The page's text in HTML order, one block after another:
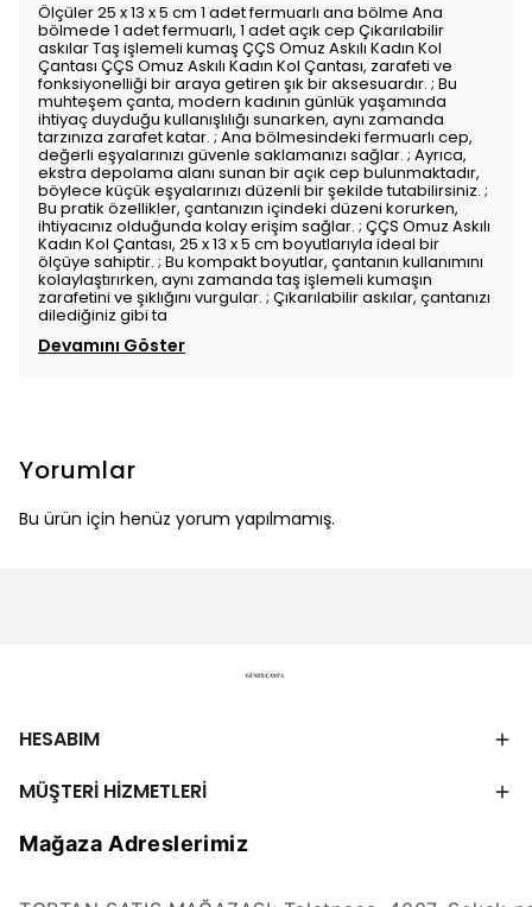
Ölçüler 25 x 13 x 5 cm 1 adet fermuarlı ana bölme Ana
bölmede 1 adet fermuarlı, 1 adet açık cep Çıkarılabilir
askılar Taş işlemeli kumaş ÇÇS Omuz Askılı Kadın Kol
Çantası ÇÇS Omuz Askılı Kadın Kol Çantası, zarafeti ve
fonksiyonelliği bir araya getiren şık bir aksesuardır. ; Bu
muhteşem çanta, modern kadının günlük yaşamında
ihtiyaç duyduğu kullanışlılığı sunarken, aynı zamanda
tarzınıza zarafet katar. ; Ana bölmesindeki fermuarlı cep,
değerli eşyalarınızı güvenle saklamanızı sağlar. ; Ayrıca,
ekstra depolama alanı sunan bir açık cep bulunmaktadır,
böylece küçük eşyalarınızı düzenli bir şekilde tutabilirsiniz. ;
Bu pratik özellikler, çantanızın içindeki düzeni korurken,
ihtiyacınız olduğunda kolay erişim sağlar. ; ÇÇS Omuz Askılı
Kadın Kol Çantası, 25 x 13 x 5 cm boyutlarıyla ideal bir
ölçüye sahiptir. ; Bu kompakt boyutlar, çantanın kullanımını
kolaylaştırırken, aynı zamanda taş işlemeli kumaşın
zarafetini ve şıklığını vurgular. ; Çıkarılabilir askılar, çantanızı
dilediğiniz gibi ta
Devamını Göster
Yorumlar
Bu ürün için henüz yorum yapılmamış.
HESABIM
MÜŞTERİ HİZMETLERİ
Mağaza Adreslerimiz